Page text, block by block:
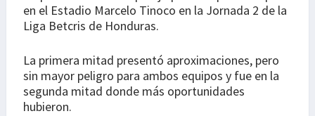
en el Estadio Marcelo Tinoco en la Jornada 2 de la
Liga Betcris de Honduras.
La primera mitad presentó aproximaciones, pero
sin mayor peligro para ambos equipos y fue en la
segunda mitad donde más oportunidades
hubieron.